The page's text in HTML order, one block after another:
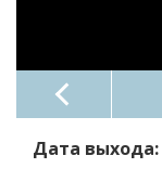
Дата выхода: